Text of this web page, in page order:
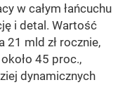
w całym łańcuchu
i detal. Wartość
21 mld zł rocznie,
45 proc.,
dynamicznych